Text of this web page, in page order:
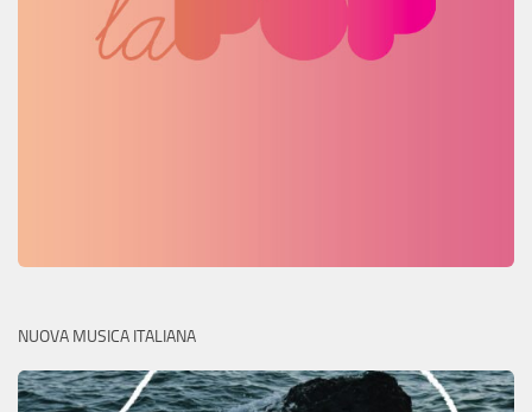
NUOVA MUSICA ITALIANA